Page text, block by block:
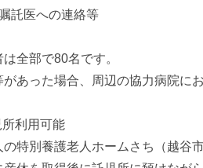
嘱託医への連絡等
は全部で80名です。
があった場合、周辺の協力病院に
利用可能
の特別養護老人ホームさち（越谷